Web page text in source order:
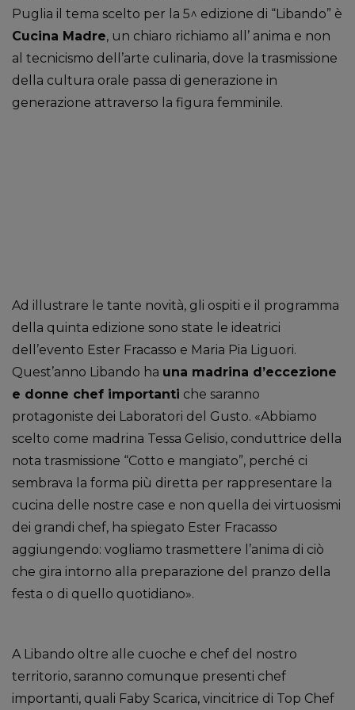
Puglia il tema scelto per la 5^ edizione di “Libando” è
Cucina Madre, un chiaro richiamo all’ anima e non
al tecnicismo dell’arte culinaria, dove la trasmissione
della cultura orale passa di generazione in
generazione attraverso la figura femminile.
Ad illustrare le tante novità, gli ospiti e il programma
della quinta edizione sono state le ideatrici
dell’evento Ester Fracasso e Maria Pia Liguori.
Quest’anno Libando ha una madrina d’eccezione
e donne chef importanti che saranno
protagoniste dei Laboratori del Gusto. «Abbiamo
scelto come madrina Tessa Gelisio, conduttrice della
nota trasmissione “Cotto e mangiato”, perché ci
sembrava la forma più diretta per rappresentare la
cucina delle nostre case e non quella dei virtuosismi
dei grandi chef, ha spiegato Ester Fracasso
aggiungendo: vogliamo trasmettere l’anima di ciò
che gira intorno alla preparazione del pranzo della
festa o di quello quotidiano».
A Libando oltre alle cuoche e chef del nostro
territorio, saranno comunque presenti chef
importanti, quali Faby Scarica, vincitrice di Top Chef